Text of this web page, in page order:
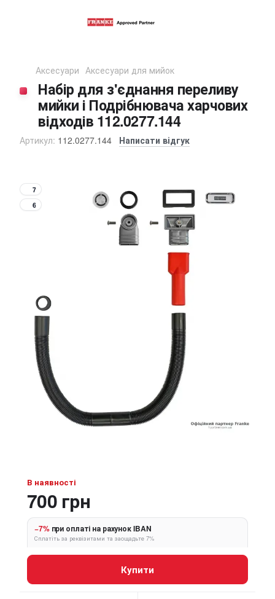
Аксесуари Аксесуари для мийок
Набір для з'єднання переливу
мийки і Подрібнювача харчових
відходів 112.0277.144
Артикул: 112.0277.144 Написати відгук
7
6
В наявності
700 грн
−7% при оплаті на рахунок IBAN
Сплатіть за реквізитами та заощадьте 7%
Купити